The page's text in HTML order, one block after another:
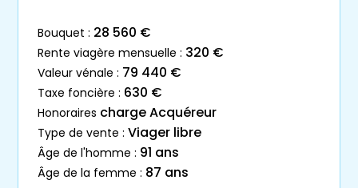
bouquet : 28 560 €
rente viagère mensuelle : 320 €
valeur vénale : 79 440 €
taxe foncière : 630 €
honoraires charge Acquéreur
type de vente : Viager libre
âge de l'homme : 91 ans
âge de la femme : 87 ans